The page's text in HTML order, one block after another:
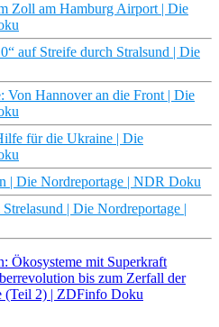
Zoll am Hamburg Airport | Die
auf Streife durch Stralsund | Die
Von Hannover an die Front | Die
für die Ukraine | Die
| Die Nordreportage | NDR Doku
| Die Nordreportage |
Ökosysteme mit Superkraft
bis zum Zerfall der
(Teil 2) | ZDFinfo Doku